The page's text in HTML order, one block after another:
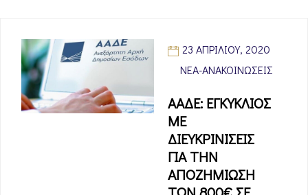
23 ΑΠΡΙΛΊΟΥ, 2020
ΝΈΑ-ΑΝΑΚΟΙΝΏΣΕΙΣ
ΑΑΔΕ: ΕΓΚΥΚΛΙΟΣ
ΜΕ
ΔΙΕΥΚΡΙΝΙΣΕΙΣ
ΓΙΑ ΤΗΝ
ΑΠΟΖΗΜΙΩΣΗ